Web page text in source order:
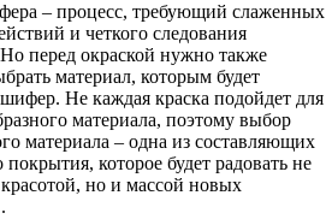
– процесс, требующий слаженных
и четкого следования
перед окраской нужно также
материал, которым будет
Не каждая краска подойдет для
материала, поэтому выбор
материала – одна из составляющих
покрытия, которое будет радовать не
красотой, но и массой новых